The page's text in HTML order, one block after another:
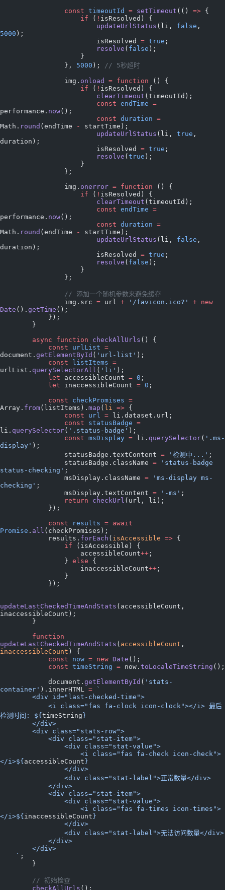
                const
timeoutId = setTimeout (() => {
                    if
( ! isResolved) {
                        updateUrlStatus
(li, false
5000 );
                        isResolved
= true ;
                        resolve
( false );
                    }
                },
5000 ); // 5秒超时
                img.
onload = function () {
                    if
( ! isResolved) {
                        clearTimeout
(timeoutId);
                        const
endTime =
performance. now();
                        const
duration =
Math. round (endTime -
startTime);
                        updateUrlStatus
(li, true ,
duration);
                        isResolved
= true ;
                        resolve
(true );
                    }
                };
                img.
onerror = function () {
                    if
( ! isResolved) {
                        clearTimeout
(timeoutId);
                        const
endTime =
performance. now();
                        const
duration =
Math. round (endTime -
startTime);
                        updateUrlStatus
(li, false ,
duration);
                        isResolved
= true ;
                        resolve
( false );
                    }
                };
                // 添加一个随机参数来避免缓存
                img.src
= url + '/favicon.ico?' + new
Date (). getTime ();
            });
        }
        async
function checkAllUrls () {
            const
urlList =
document. getElementById ( 'url-list' );
            const
listItems =
urlList. querySelectorAll ( 'li' );
            let
accessibleCount = 0 ;
            let
inaccessibleCount = 0 ;
            const
checkPromises =
Array. from(listItems). map ( li => {
                const
url = li.dataset.url;
                const
statusBadge =
li. querySelector( '.status-badge' );
                const
msDisplay = li. querySelector( '.ms-
display' );
                statusBadge.textContent
= '检测中...' ;
                statusBadge.className
= 'status-badge
status-checking' ;
                msDisplay.className
= 'ms-display ms-
checking' ;
                msDisplay.textContent
= '-ms' ;
                return
checkUrl (url, li);
            });
            const
results = await
Promise . all (checkPromises);
            results.
forEach ( isAccessible => {
                if
(isAccessible) {
                    accessibleCount
++ ;
                }
else {
                    inaccessibleCount
++ ;
                }
            });
updateLastCheckedTimeAndStats (accessibleCount,
inaccessibleCount);
        }
        function
updateLastCheckedTimeAndStats ( accessibleCount
inaccessibleCount ) {
            const
now = new Date ();
            const
timeString = now. toLocaleTimeString ();
            document.
getElementById ( 'stats-
container' ).innerHTML = `
        <div id="last-checked-time">
检测时间: ${timeString}
        </div>
        <div class="stats-row">
            <div class="stat-item">
                <div class="stat-value">
</i>${accessibleCount}
                </div>
                <div class="stat-label">正常数量</div>
            </div>
            <div class="stat-item">
                <div class="stat-value">
</i>${inaccessibleCount}
                </div>
                <div class="stat-label">无法访问数量</div>
            </div>
        </div>
    `
;
        }
        // 初始检查
        checkAllUrls
();